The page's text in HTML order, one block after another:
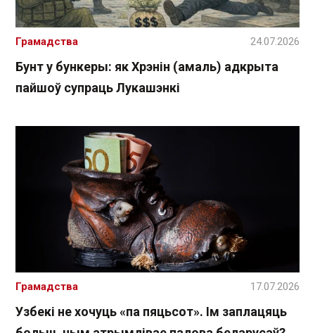
Бунт у бункеры: як Хрэнін (амаль) адкрыта
пайшоў супраць Лукашэнкі
Грамадства 24.07.2026
Узбекі не хочуць «па пяцьсот». Ім заплацяць
Грамадства 17.07.2026